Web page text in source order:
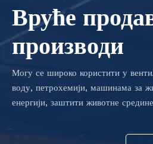
Вруће
производи
Могу се широко користити у
воду, петрохемији, машинама за
енергији, заштити животне